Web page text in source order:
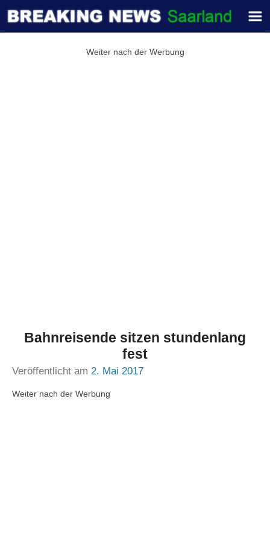
Weiter nach der Werbung
Bahnreisende sitzen stundenlang
fest
Veröffentlicht am 2. Mai 2017
Weiter nach der Werbung